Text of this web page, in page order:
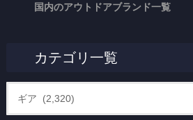
国内のアウトドアブランド一覧
カテゴリ一覧